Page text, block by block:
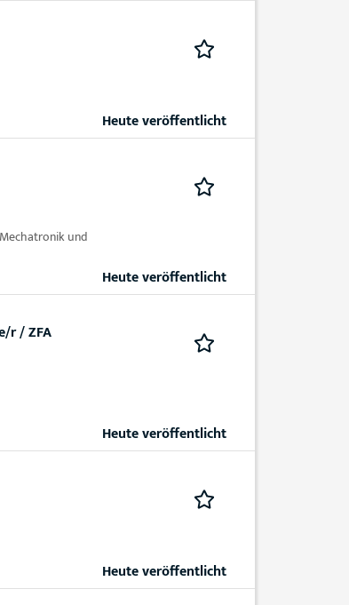
Heute veröffentlicht
und
Heute veröffentlicht
r / ZFA
Heute veröffentlicht
Heute veröffentlicht